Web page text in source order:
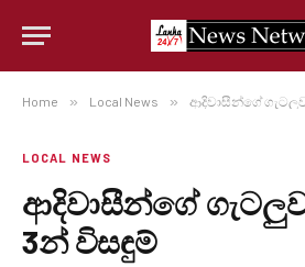
Home » Local News » ආදිවාසීන්ගේ
LOCAL NEWS
ආදිවාසීන්ගේ
3න් විසඳුම්